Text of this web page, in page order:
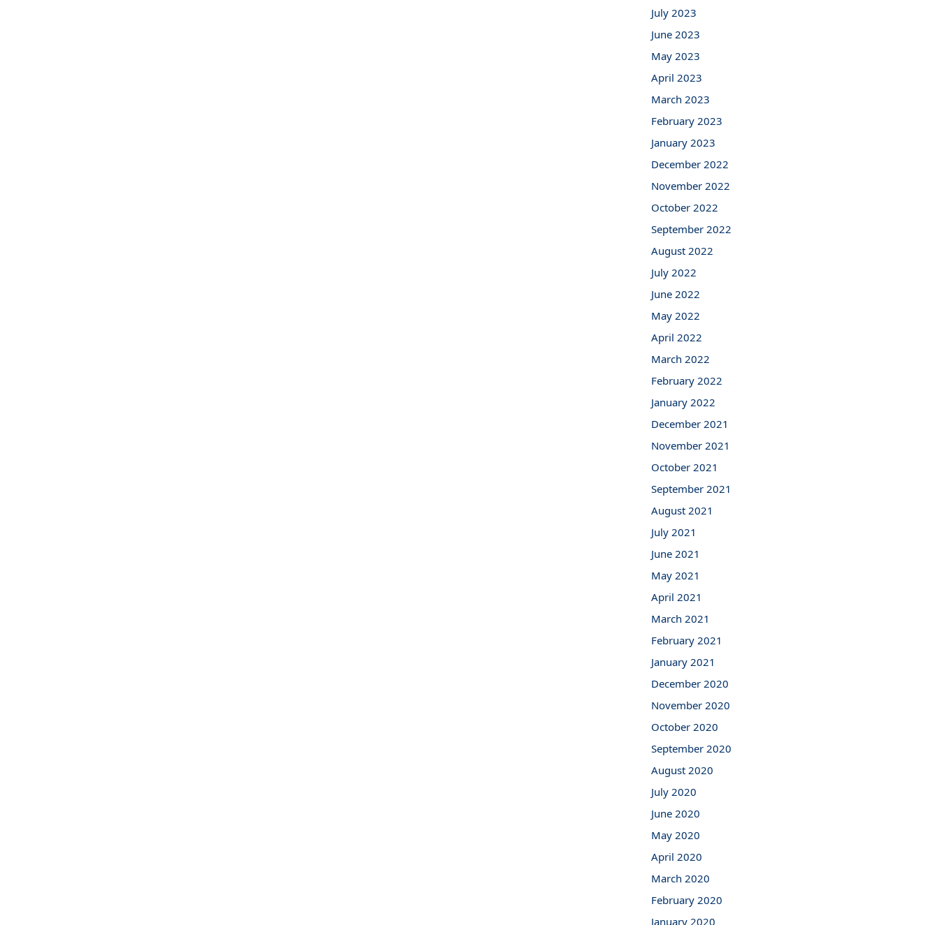
July 2023
June 2023
May 2023
April 2023
March 2023
February 2023
January 2023
December 2022
November 2022
October 2022
September 2022
August 2022
July 2022
June 2022
May 2022
April 2022
March 2022
February 2022
January 2022
December 2021
November 2021
October 2021
September 2021
August 2021
July 2021
June 2021
May 2021
April 2021
March 2021
February 2021
January 2021
December 2020
November 2020
October 2020
September 2020
August 2020
July 2020
June 2020
May 2020
April 2020
March 2020
February 2020
January 2020